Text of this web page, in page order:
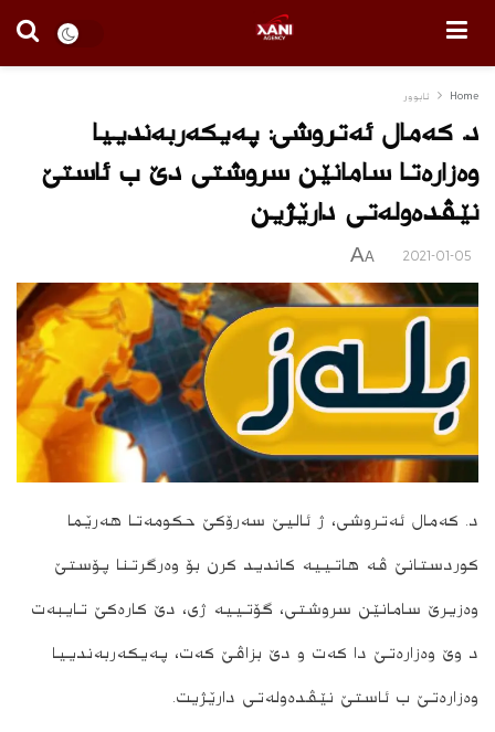
Home ئابوور
د. كه‌مال ئه‌تروشی: په‌یكه‌ربه‌ندییا
وه‌زاره‌تا سامانێن‌ سروشتی دێ ب‌ ئاستێ
نێڤده‌وله‌تی دارێژین
2021-01-05
A
A
د. کەمال ئەتروشی، ژ ئالیێ سەرۆکێ حکومەتا ھەرێما
کوردستانێ ڤە ھاتییە کاندید کرن بۆ وەرگرتنا پۆستێ
وەزیرێ سامانێن سروشتی، گۆتییە ژی، دێ کارەکێ تایبەت
د وێ وەزارەتێ دا کەت و دێ بزاڤێ کەت، پەیکەربەندییا
وەزارەتێ ب ئاستێ نێڤدەولەتی دارێژیت.